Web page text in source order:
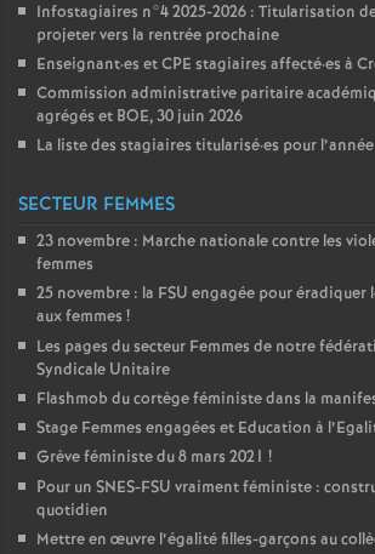
Infostagiaires n°4 2025-2026 : Titularisation
projeter vers la rentrée prochaine
Enseignant·es etCPE stagiaires affecté·es à
Commission administrative paritaire
agrégés et BOE, 30 juin 2026
La liste des stagiaires titularisé·es pour
SECTEUR FEMMES
23 novembre : Marche nationale contre les
femmes
25 novembre : la FSU engagée pour éradiquer
aux femmes !
Les pages du secteur Femmes de notre
Syndicale Unitaire
Flashmob du cortège féministe dans la
Stage Femmes engagées et Education à
Grève féministe du 8 mars 2021 !
Pour un SNES-FSU vraiment féministe :
quotidien
Mettre en œuvre l’égalité filles-garçons au